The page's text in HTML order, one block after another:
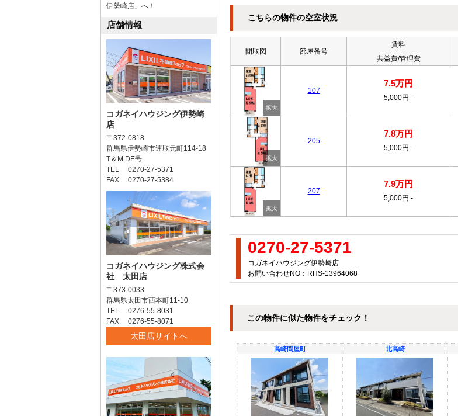
こちらの物件の空室状況
間取図 部屋番号
賃料
共益費/管理費
107
7.5万円
5,000円 -
205
7.8万円
5,000円 -
207
7.9万円
5,000円 -
0270-27-5371
コガネイハウジング伊勢崎店
お問い合わせNO：RHS-13964068
この物件に似た物件をチェック！
高崎問屋町 北高崎
伊勢崎店」へ！
店舗情報
コガネイハウジング伊勢崎
店
〒372-0818
群馬県伊勢崎市連取元町114-18
T＆M DE号
TEL 0270-27-5371
FAX 0270-27-5384
コガネイハウジング株式会
社 太田店
〒373-0033
群馬県太田市西本町11-10
TEL 0276-55-8031
FAX 0276-55-8071
太田店サイトへ